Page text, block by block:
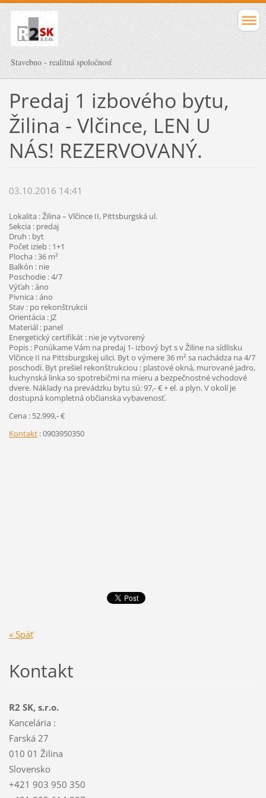
Stavebno - realitná spoločnosť
Predaj 1 izbového bytu,
Žilina - Vlčince, LEN U
NÁS! REZERVOVANÝ.
03.10.2016 14:41
Lokalita : Žilina – Vlčince II, Pittsburgská ul.
Sekcia : predaj
Druh : byt
Počet izieb : 1+1
Plocha : 36 m²
Balkón : nie
Poschodie : 4/7
Výťah : áno
Pivnica : áno
Stav : po rekonštrukcii
Orientácia : JZ
Materiál : panel
Energetický certifikát : nie je vytvorený
Popis : Ponúkame Vám na predaj 1- izbový byt s v Žiline na sídlisku
Vlčince II na Pittsburgskej ulici. Byt o výmere 36 m² sa nachádza na 4/7
poschodí. Byt prešiel rekonštrukciou : plastové okná, murované jadro,
kuchynská linka so spotrebičmi na mieru a bezpečnostné vchodové
dvere. Náklady na prevádzku bytu sú: 97,- € + el. a plyn. V okolí je
dostupná kompletná občianska vybavenosť.
Cena : 52.999,- €
Kontakt: 0903950350
« Späť
Kontakt
R2 SK, s.r.o.
Kancelária :
Farská 27
010 01 Žilina
Slovensko
+421 903 950 350